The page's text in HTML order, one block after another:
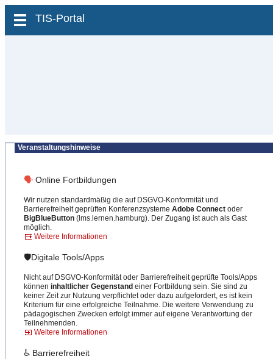
zum Inhalt wechseln
TIS-Portal
Veranstaltungshinweise
🗣 Online Fortbildungen
Wir nutzen standardmäßig die auf DSGVO-Konformität und
Barrierefreiheit geprüften Konferenzsysteme Adobe Connect oder
BigBlueButton (lms.lernen.hamburg). Der Zugang ist auch als Gast
möglich.
Weitere Informationen
🛡️Digitale Tools/Apps
Nicht auf DSGVO-Konformität oder Barrierefreiheit geprüfte Tools/Apps
können inhaltlicher Gegenstand einer Fortbildung sein. Sie sind zu
keiner Zeit zur Nutzung verpflichtet oder dazu aufgefordert, es ist kein
Kriterium für eine erfolgreiche Teilnahme. Die weitere Verwendung zu
pädagogischen Zwecken erfolgt immer auf eigene Verantwortung der
Teilnehmenden.
Weitere Informationen
♿ Barrierefreiheit